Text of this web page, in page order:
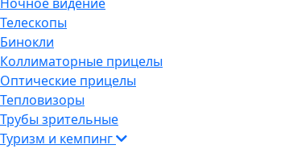
Телескопы
Бинокли
Коллиматорные прицелы
Оптические прицелы
Тепловизоры
Трубы зрительные
Туризм и кемпинг